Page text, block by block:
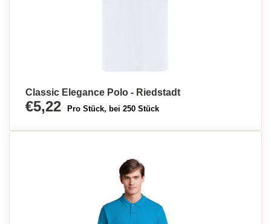
Classic Elegance Polo - Riedstadt
€5,22 Pro Stück, bei 250 Stück